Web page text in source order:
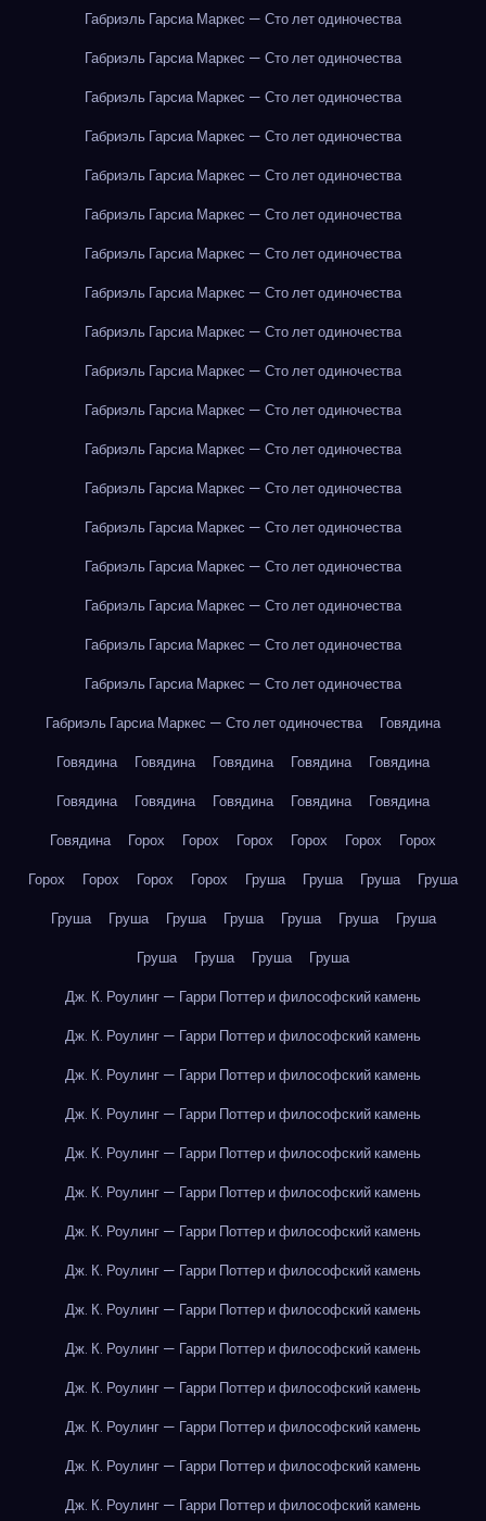
Габриэль Гарсиа Маркес — Сто лет одиночества
Габриэль Гарсиа Маркес — Сто лет одиночества
Габриэль Гарсиа Маркес — Сто лет одиночества
Габриэль Гарсиа Маркес — Сто лет одиночества
Габриэль Гарсиа Маркес — Сто лет одиночества
Габриэль Гарсиа Маркес — Сто лет одиночества
Габриэль Гарсиа Маркес — Сто лет одиночества
Габриэль Гарсиа Маркес — Сто лет одиночества
Габриэль Гарсиа Маркес — Сто лет одиночества
Габриэль Гарсиа Маркес — Сто лет одиночества
Габриэль Гарсиа Маркес — Сто лет одиночества
Габриэль Гарсиа Маркес — Сто лет одиночества
Габриэль Гарсиа Маркес — Сто лет одиночества
Габриэль Гарсиа Маркес — Сто лет одиночества
Габриэль Гарсиа Маркес — Сто лет одиночества
Габриэль Гарсиа Маркес — Сто лет одиночества
Габриэль Гарсиа Маркес — Сто лет одиночества
Габриэль Гарсиа Маркес — Сто лет одиночества
Габриэль Гарсиа Маркес — Сто лет одиночества
Говядина
Говядина
Говядина Говядина Говядина
Говядина
Говядина
Говядина Говядина Говядина
Говядина
Говядина
Горох Горох Горох Горох Горох
Горох
Горох
Горох Горох Горох Груша Груша Груша
Груша
Груша
Груша Груша Груша Груша Груша
Груша
Груша
Груша Груша
Груша
Дж. К. Роулинг — Гарри Поттер и философский камень
Дж. К. Роулинг — Гарри Поттер и философский камень
Дж. К. Роулинг — Гарри Поттер и философский камень
Дж. К. Роулинг — Гарри Поттер и философский камень
Дж. К. Роулинг — Гарри Поттер и философский камень
Дж. К. Роулинг — Гарри Поттер и философский камень
Дж. К. Роулинг — Гарри Поттер и философский камень
Дж. К. Роулинг — Гарри Поттер и философский камень
Дж. К. Роулинг — Гарри Поттер и философский камень
Дж. К. Роулинг — Гарри Поттер и философский камень
Дж. К. Роулинг — Гарри Поттер и философский камень
Дж. К. Роулинг — Гарри Поттер и философский камень
Дж. К. Роулинг — Гарри Поттер и философский камень
Дж. К. Роулинг — Гарри Поттер и философский камень